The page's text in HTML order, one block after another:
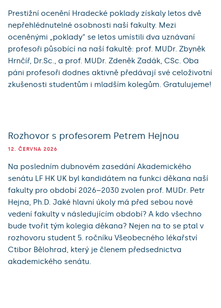
Prestižní ocenění Hradecké poklady získaly letos dvě
nepřehlédnutelné osobnosti naší fakulty. Mezi
oceněnými „poklady“ se letos umístili dva uznávaní
profesoři působící na naší fakultě: prof. MUDr. Zbyněk
Hrnčíř, Dr.Sc., a prof. MUDr. Zdeněk Zadák, CSc. Oba
páni profesoři dodnes aktivně předávají své celoživotní
zkušenosti studentům i mladším kolegům. Gratulujeme!
Rozhovor s profesorem Petrem Hejnou
12. ČERVNA 2026
Na posledním dubnovém zasedání Akademického
senátu LF HK UK byl kandidátem na funkci děkana naší
fakulty pro období 2026–2030 zvolen prof. MUDr. Petr
Hejna, Ph.D. Jaké hlavní úkoly má před sebou nové
vedení fakulty v následujícím období? A kdo všechno
bude tvořit tým kolegia děkana? Nejen na to se ptal v
rozhovoru student 5. ročníku Všeobecného lékařství
Ctibor Bělohrad, který je členem předsednictva
akademického senátu.